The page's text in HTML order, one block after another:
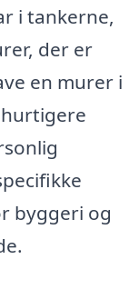
i tankerne,
der er
en murer i
byggeri og